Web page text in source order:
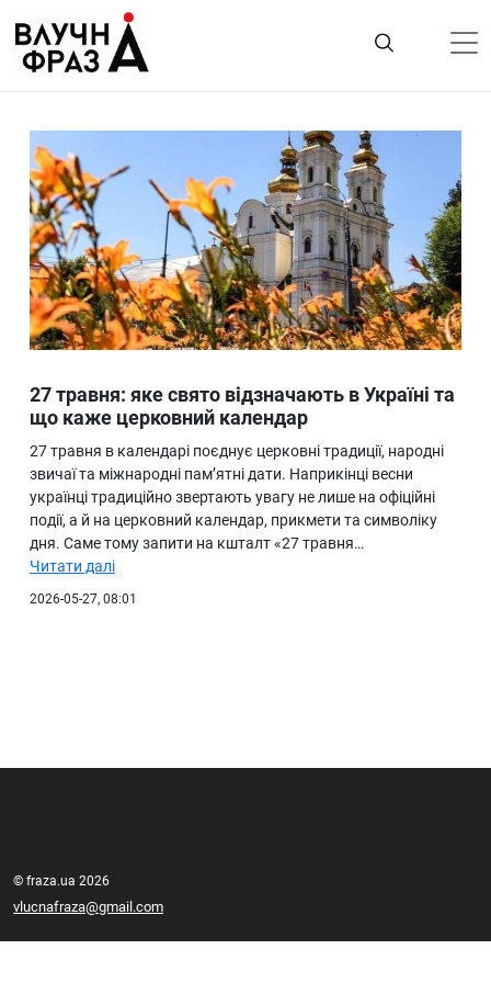
содержимому
Гроші
Життя
Лайфстайл
ТехноНаука
Людина
Ukraine
Про нас
27 травня: яке свято відзначають в Україні та
що каже церковний календар
27 травня в календарі поєднує церковні традиції, народні
звичаї та міжнародні пам’ятні дати. Наприкінці весни
українці традиційно звертають увагу не лише на офіційні
події, а й на церковний календар, прикмети та символіку
дня. Саме тому запити на кшталт «27 травня…
Читати далі
2026-05-27, 08:01
© fraza.ua 2026
vlucnafraza@gmail.com